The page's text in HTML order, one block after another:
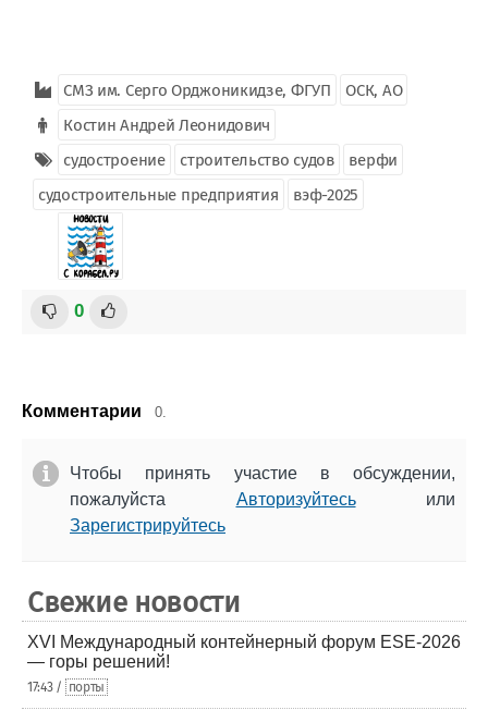
СМЗ им. Серго Орджоникидзе, ФГУП
ОСК, АО
Костин Андрей Леонидович
судостроение
строительство судов
верфи
судостроительные предприятия
вэф-2025
0
Комментарии 0.
Чтобы принять участие в обсуждении,
пожалуйста Авторизуйтесьили
Зарегистрируйтесь
Свежие новости
XVI Международный контейнерный форум ESE-2026
— горы решений!
17:43 / порты